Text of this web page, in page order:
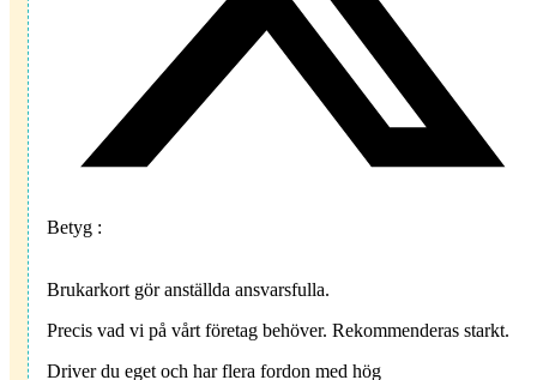
Betyg :
Brukarkort gör anställda ansvarsfulla.
Precis vad vi på vårt företag behöver. Rekommenderas starkt.
Driver du eget och har flera fordon med hög